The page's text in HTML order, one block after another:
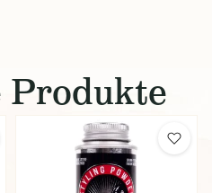
Produkte